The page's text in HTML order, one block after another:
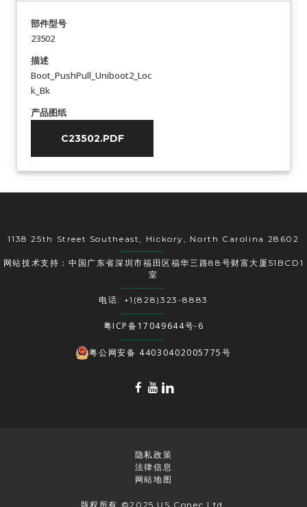
部件型号
23502
描述
Boot_PushPull_Uniboot2_Loc
k_Bk
产品图纸
C23502.PDF
1138 25th Street Southeast, Hickory, North Carolina 28602
网站技术支持：中国广东省深圳市福田区福华三路88号财富大厦51BCD1
室
电话: +1(828)323-8883
粤ICP备17049644号-6
粤公网安备 44030402005775号
版权所有 ©2025 US Conec Ltd.
隐私政策
法律信息
网站地图